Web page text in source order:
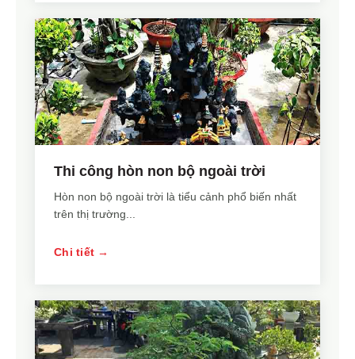
Thi công hòn non bộ ngoài trời
Hòn non bộ ngoài trời là tiểu cảnh phổ biến nhất
trên thị trường...
Chi tiết →